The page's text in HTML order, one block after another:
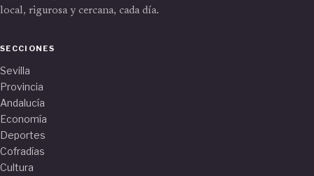
local, rigurosa y cercana, cada día.
SECCIONES
Sevilla
Provincia
Andalucía
Economía
Deportes
Cofradías
Cultura